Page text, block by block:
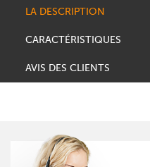
LA DESCRIPTION
CARACTÉRISTIQUES
AVIS DES CLIENTS